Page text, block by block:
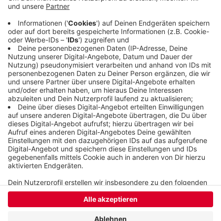
gereinigt werden sollen, gab es nur eine geringe
Zustimmung. Etwa die Hälfte der Befragten
wünscht sich dagegen eine häufigere Reinigung
der Böden in den Unterrichtsräumen.
Veröffentlicht:Donnerstag, 13.10.2022 12:20
Anzeige
Anzeige